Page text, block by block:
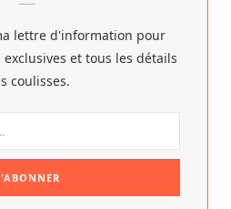
lettre d'information pour
et tous les détails
coulisses.